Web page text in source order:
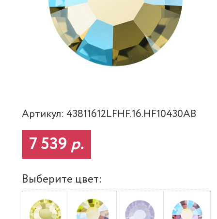
Артикул: 43811612LFHF.16.HF10430AB
7 539 р.
Выберите цвет: